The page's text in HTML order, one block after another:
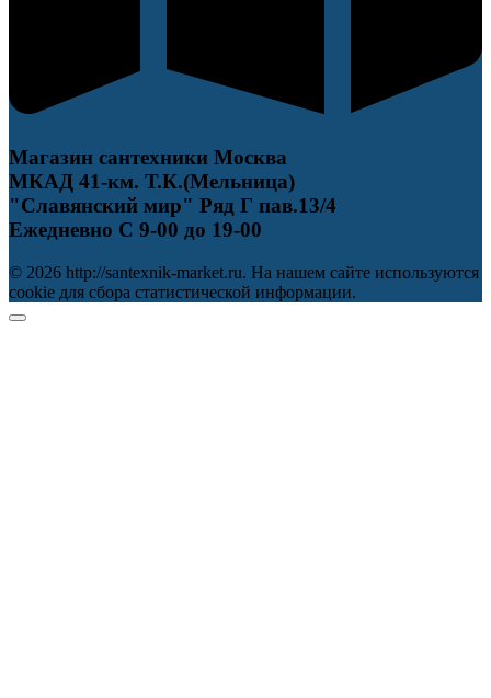
Магазин сантехники Москва
МКАД 41-км. Т.К.(Мельница)
"Славянский мир" Ряд Г пав.13/4
Ежедневно С 9-00 до 19-00
© 2026 http://santexnik-market.ru. На нашем сайте используются
cookie для сбора статистической информации.